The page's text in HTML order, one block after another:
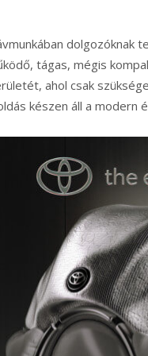
dolgozóknak
tágas, mégis
ahol csak
készen áll a modern